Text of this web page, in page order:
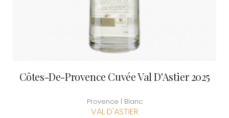
Côtes-De-Provence Cuvée Val D'Astier 2025
Provence | Blanc
VAL D'ASTIER